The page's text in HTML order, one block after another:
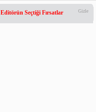
Editörün Seçtiği Fırsatlar Gizle